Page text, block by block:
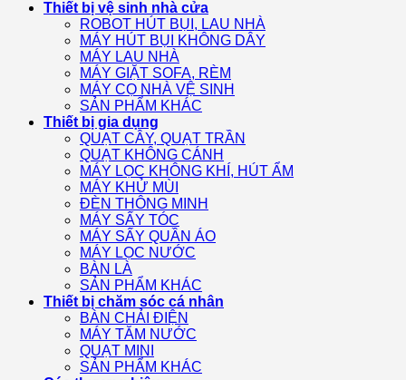
Thiết bị vệ sinh nhà cửa
ROBOT HÚT BỤI, LAU NHÀ
MÁY HÚT BỤI KHÔNG DÂY
MÁY LAU NHÀ
MÁY GIẶT SOFA, RÈM
MÁY CỌ NHÀ VỆ SINH
SẢN PHẨM KHÁC
Thiết bị gia dụng
QUẠT CÂY, QUẠT TRẦN
QUẠT KHÔNG CÁNH
MÁY LỌC KHÔNG KHÍ, HÚT ẨM
MÁY KHỬ MÙI
ĐÈN THÔNG MINH
MÁY SẤY TÓC
MÁY SẤY QUẦN ÁO
MÁY LỌC NƯỚC
BÀN LÀ
SẢN PHẨM KHÁC
Thiết bị chăm sóc cá nhân
BÀN CHẢI ĐIỆN
MÁY TĂM NƯỚC
QUẠT MINI
SẢN PHẨM KHÁC